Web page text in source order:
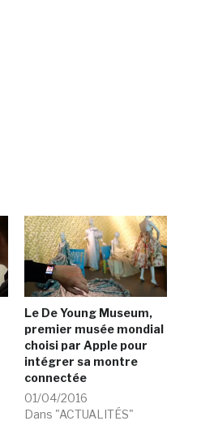
Le De Young Museum,
premier musée mondial
choisi par Apple pour
intégrer sa montre
connectée
01/04/2016
Dans "ACTUALITÉS"